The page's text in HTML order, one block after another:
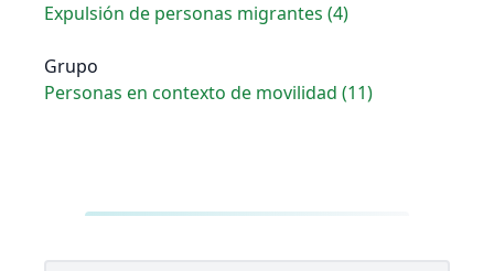
Expulsión de personas migrantes (4)
Grupo
Personas en contexto de movilidad (11)